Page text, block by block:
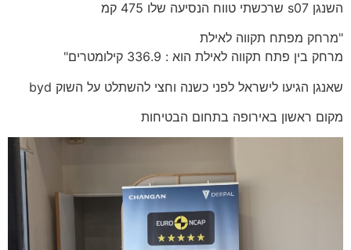
השנגן s07 שרכשתי טווח הנסיעה שלו 475 קמ
"מרחק מפתח תקווה לאילת
מרחק בין פתח תקווה לאילת הוא : 336.9 קילומטרים"
שאנגן הגיעו לישראל לפני כשנה וחצי להשתלט על השוק byd
מקום ראשון באירופה בתחום הבטיחות